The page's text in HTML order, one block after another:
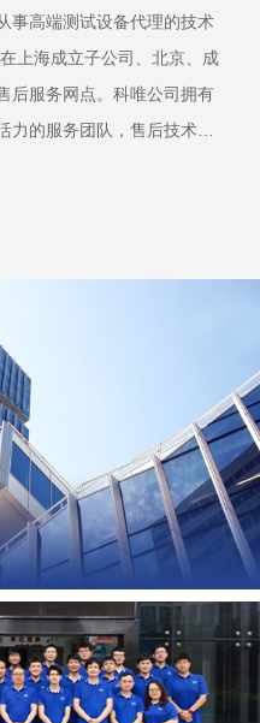
事高端测试设备代理的技术
上海成立子公司、北京、成
后服务网点。科唯公司拥有
的服务团队，售后技术工